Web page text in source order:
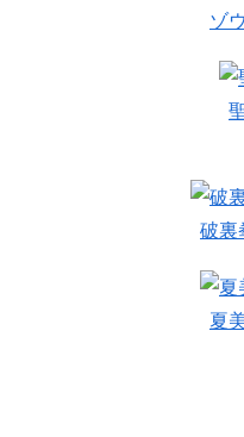
ゾ
破裏
夏